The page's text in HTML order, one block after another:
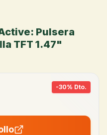
Pulsera
TFT 1.47"
-30% Dto.